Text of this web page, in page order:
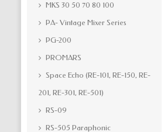
MKS 30 50 70 80 100
PA- Vintage Mixer Series
PG-200
PROMARS
Space Echo (RE-101, RE-150, RE-
201, RE-301, RE-501)
RS-09
RS-505 Paraphonic